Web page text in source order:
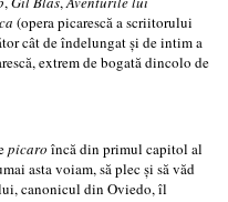
(opera picarescă a scriitorului
cât de îndelungat şi de intim a
extrem de bogată dincolo de
picaro încă din primul capitol al
asta voiam, să plec şi să văd
canonicul din Oviedo, îl